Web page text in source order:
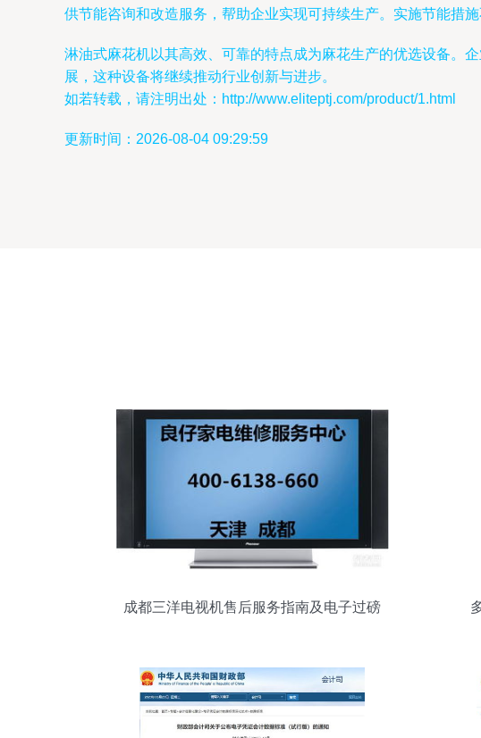
供节能咨询和改造服务，帮助企业实现可持续生产。实施节能措
淋油式麻花机以其高效、可靠的特点成为麻花生产的优选设备。
展，这种设备将继续推动行业创新与进步。
如若转载，请注明出处：http://www.eliteptj.com/product/1.html
更新时间：2026-08-04 09:29:59
成都三洋电视机售后服务指南及电子过磅